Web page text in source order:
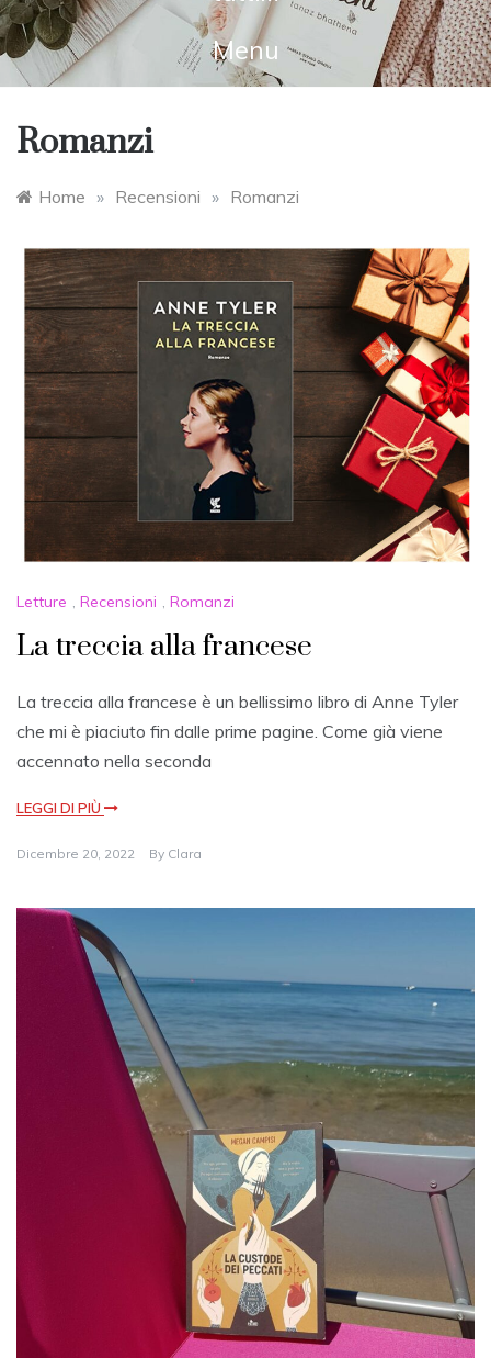
Menu
Romanzi
Home » Recensioni » Romanzi
Letture , Recensioni , Romanzi
La treccia alla francese
La treccia alla francese è un bellissimo libro di Anne Tyler
che mi è piaciuto fin dalle prime pagine. Come già viene
accennato nella seconda
LEGGI DI PIÙ
Dicembre 20, 2022 By Clara